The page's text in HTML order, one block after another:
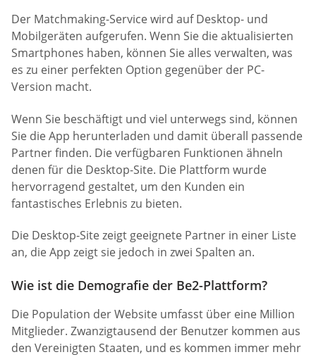
Der Matchmaking-Service wird auf Desktop- und
Mobilgeräten aufgerufen. Wenn Sie die aktualisierten
Smartphones haben, können Sie alles verwalten, was
es zu einer perfekten Option gegenüber der PC-
Version macht.
Wenn Sie beschäftigt und viel unterwegs sind, können
Sie die App herunterladen und damit überall passende
Partner finden. Die verfügbaren Funktionen ähneln
denen für die Desktop-Site. Die Plattform wurde
hervorragend gestaltet, um den Kunden ein
fantastisches Erlebnis zu bieten.
Die Desktop-Site zeigt geeignete Partner in einer Liste
an, die App zeigt sie jedoch in zwei Spalten an.
Wie ist die Demografie der Be2-Plattform?
Die Population der Website umfasst über eine Million
Mitglieder. Zwanzigtausend der Benutzer kommen aus
den Vereinigten Staaten, und es kommen immer mehr